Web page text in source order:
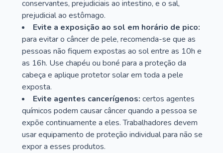
conservantes, prejudiciais ao intestino, e o sal,
prejudicial ao estômago.
Evite a exposição ao sol em horário de pico:
para evitar o câncer de pele, recomenda-se que as
pessoas não fiquem expostas ao sol entre as 10h e
as 16h. Use chapéu ou boné para a proteção da
cabeça e aplique protetor solar em toda a pele
exposta.
Evite agentes cancerígenos: certos agentes
químicos podem causar câncer quando a pessoa se
expõe continuamente a eles. Trabalhadores devem
usar equipamento de proteção individual para não se
expor a esses produtos.